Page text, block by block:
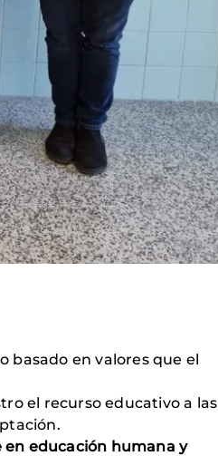
basado en valores que el
el recurso educativo a las
educación humana y